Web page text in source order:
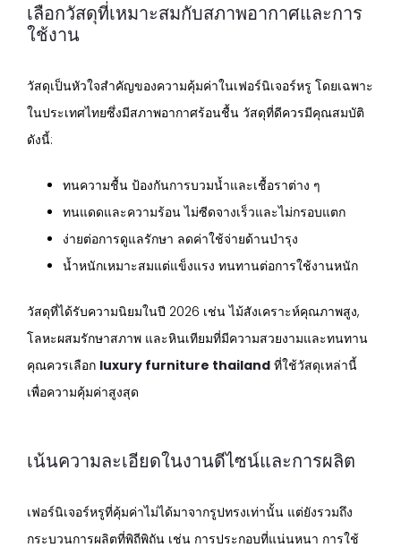
เลือกวัสดุที่เหมาะสมกับสภาพอากาศและการ
ใช้งาน
วัสดุเป็นหัวใจสำคัญของความคุ้มค่าในเฟอร์นิเจอร์หรู โดยเฉพาะ
ในประเทศไทยซึ่งมีสภาพอากาศร้อนชื้น วัสดุที่ดีควรมีคุณสมบัติ
ดังนี้:
ทนความชื้น ป้องกันการบวมน้ำและเชื้อราต่าง ๆ
ทนแดดและความร้อน ไม่ซีดจางเร็วและไม่กรอบแตก
ง่ายต่อการดูแลรักษา ลดค่าใช้จ่ายด้านบำรุง
น้ำหนักเหมาะสมแต่แข็งแรง ทนทานต่อการใช้งานหนัก
วัสดุที่ได้รับความนิยมในปี 2026 เช่น ไม้สังเคราะห์คุณภาพสูง,
โลหะผสมรักษาสภาพ และหินเทียมที่มีความสวยงามและทนทาน
คุณควรเลือก luxury furniture thailand ที่ใช้วัสดุเหล่านี้
เพื่อความคุ้มค่าสูงสุด
เน้นความละเอียดในงานดีไซน์และการผลิต
เฟอร์นิเจอร์หรูที่คุ้มค่าไม่ได้มาจากรูปทรงเท่านั้น แต่ยังรวมถึง
กระบวนการผลิตที่พิถีพิถัน เช่น การประกอบที่แน่นหนา การใช้